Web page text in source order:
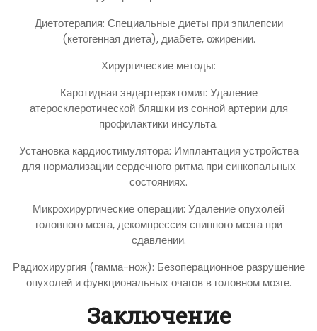
Диетотерапия: Специальные диеты при эпилепсии
(кетогенная диета), диабете, ожирении.
Хирургические методы:
Каротидная эндартерэктомия: Удаление
атеросклеротической бляшки из сонной артерии для
профилактики инсульта.
Установка кардиостимулятора: Имплантация устройства
для нормализации сердечного ритма при синкопальных
состояниях.
Микрохирургические операции: Удаление опухолей
головного мозга, декомпрессия спинного мозга при
сдавлении.
Радиохирургия (гамма-нож): Безоперационное разрушение
опухолей и функциональных очагов в головном мозге.
Заключение